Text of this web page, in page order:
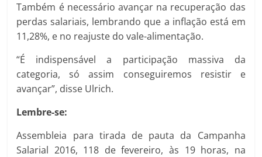
Também é necessário avançar na recuperação das
perdas salariais, lembrando que a inflação está em
11,28%, e no reajuste do vale-alimentação.
“É indispensável a participação massiva da
categoria, só assim conseguiremos resistir e
avançar”, disse Ulrich.
Lembre-se:
Assembleia para tirada de pauta da Campanha
Salarial 2016, 118 de fevereiro, às 19 horas, na